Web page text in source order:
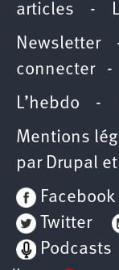
articles -
Newsletter
connecter-
L’hebdo -
Mentions
par Drupal et
Facebook
Twitter
Podcasts